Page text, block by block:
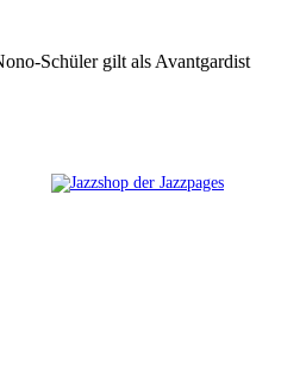
Schüler gilt als Avantgardist